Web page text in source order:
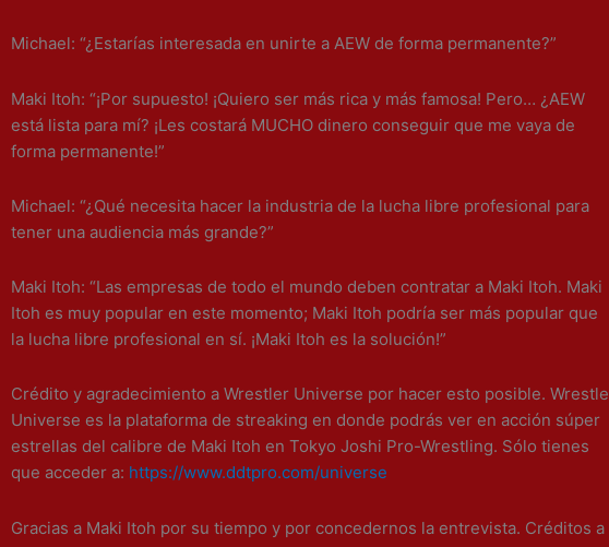
Michael: “¿Estarías interesada en unirte a AEW de forma permanente?”
Maki Itoh: “¡Por supuesto! ¡Quiero ser más rica y más famosa! Pero… ¿AEW
está lista para mí? ¡Les costará MUCHO dinero conseguir que me vaya de
forma permanente!”
Michael: “¿Qué necesita hacer la industria de la lucha libre profesional para
tener una audiencia más grande?”
Maki Itoh: “Las empresas de todo el mundo deben contratar a Maki Itoh. Maki
Itoh es muy popular en este momento; Maki Itoh podría ser más popular que
la lucha libre profesional en sí. ¡Maki Itoh es la solución!”
Crédito y agradecimiento a Wrestler Universe por hacer esto posible. Wrestle
Universe es la plataforma de streaking en donde podrás ver en acción súper
estrellas del calibre de Maki Itoh en Tokyo Joshi Pro-Wrestling. Sólo tienes
que acceder a: https://www.ddtpro.com/universe
Gracias a Maki Itoh por su tiempo y por concedernos la entrevista. Créditos a